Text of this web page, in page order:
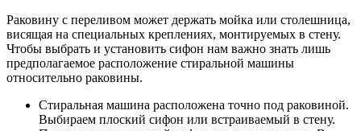
Раковину с переливом может держать мойка или столешница,
висящая на специальных креплениях, монтируемых в стену.
Чтобы выбрать и установить сифон нам важно знать лишь
предполагаемое расположение стиральной машины
относительно раковины.
Стиральная машина расположена точно под раковиной.
Выбираем плоский сифон или встраиваемый в стену.